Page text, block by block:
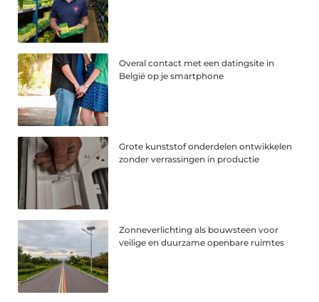
Overal contact met een datingsite in
België op je smartphone
Grote kunststof onderdelen ontwikkelen
zonder verrassingen in productie
Zonneverlichting als bouwsteen voor
veilige en duurzame openbare ruimtes